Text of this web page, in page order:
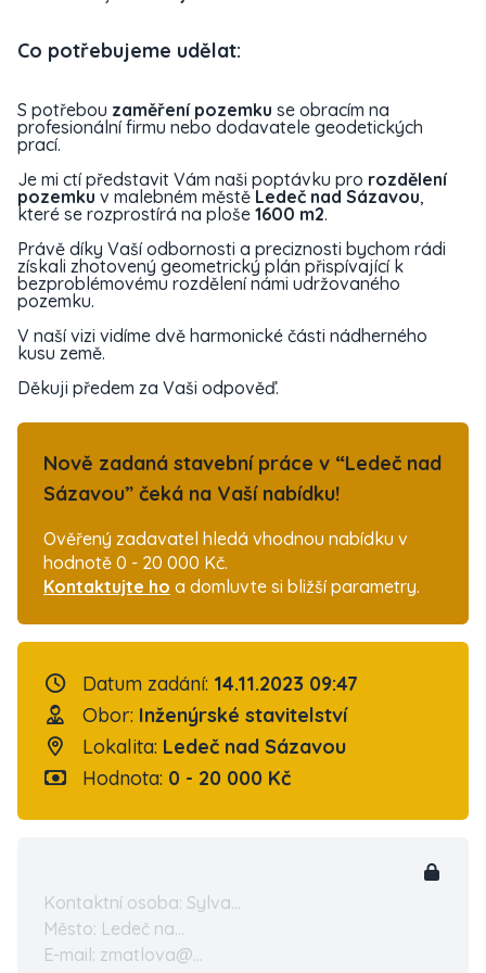
Co potřebujeme udělat:
S potřebou zaměření pozemku se obracím na
profesionální firmu nebo dodavatele geodetických
prací.
Je mi ctí představit Vám naši poptávku pro rozdělení
pozemku v malebném městě Ledeč nad Sázavou,
které se rozprostírá na ploše 1600 m2.
Právě díky Vaší odbornosti a preciznosti bychom rádi
získali zhotovený geometrický plán přispívající k
bezproblémovému rozdělení námi udržovaného
pozemku.
V naší vizi vidíme dvě harmonické části nádherného
kusu země.
Děkuji předem za Vaši odpověď.
Nově zadaná stavební práce v “Ledeč nad
Sázavou” čeká na Vaší nabídku!
Ověřený zadavatel hledá vhodnou nabídku v
hodnotě 0 - 20 000 Kč.
Kontaktujte ho a domluvte si bližší parametry.
Datum zadání: 14.11.2023 09:47
Obor: Inženýrské stavitelství
Lokalita: Ledeč nad Sázavou
Hodnota: 0 - 20 000 Kč
Kontaktní osoba: Sylva...
Město: Ledeč na...
E-mail: zmatlova@...